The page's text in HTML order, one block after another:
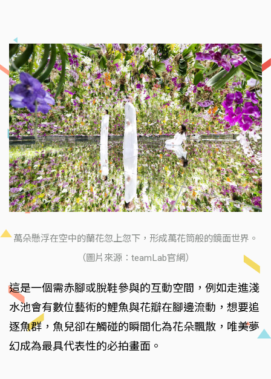
萬朵懸浮在空中的蘭花忽上忽下，形成萬花筒般的鏡面世界。
（圖片來源：teamLab官網）
這是一個需赤腳或脫鞋參與的互動空間，例如走進淺
水池會有數位藝術的鯉魚與花瓣在腳邊流動，想要追
逐魚群，魚兒卻在觸碰的瞬間化為花朵飄散，唯美夢
幻成為最具代表性的必拍畫面。